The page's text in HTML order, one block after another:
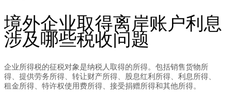
境外企业取得离岸账户利息
涉及哪些税收问题
企业所得税的征税对象是纳税人取得的所得。包括销售货物所
得、提供劳务所得、转让财产所得、股息红利所得、利息所得、
租金所得、特许权使用费所得、接受捐赠所得和其他所得。